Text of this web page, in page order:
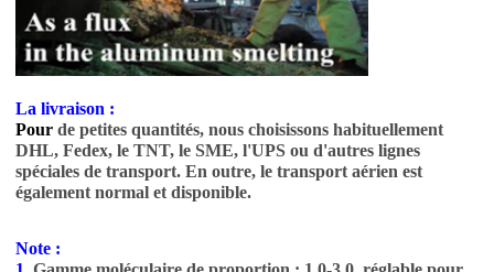
La livraison :
Pourde petites quantités, nous choisissons habituellement
DHL, Fedex, le TNT, le SME, l'UPS ou d'autres lignes
spéciales de transport. En outre, le transport aérien est
également normal et disponible.
Note :